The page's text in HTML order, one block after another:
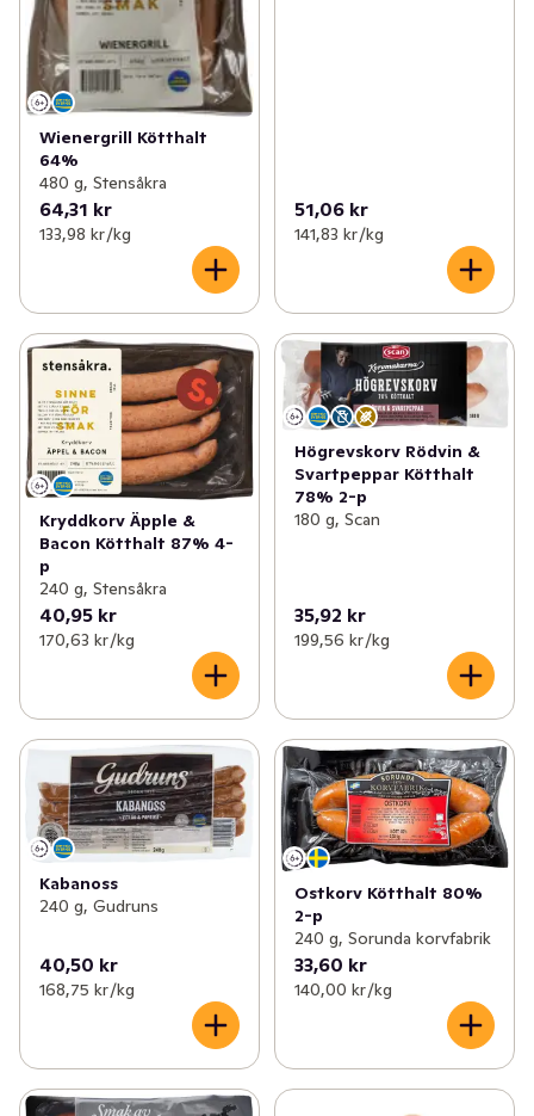
Wienergrill Kötthalt
64%
480 g, Stensåkra
64,31 kr
133,98 kr /kg
51,06 kr
141,83 kr /kg
Kryddkorv Äpple &
Bacon Kötthalt 87% 4-
p
240 g, Stensåkra
40,95 kr
170,63 kr /kg
Högrevskorv Rödvin &
Svartpeppar Kötthalt
78% 2-p
180 g, Scan
35,92 kr
199,56 kr /kg
Kabanoss
240 g, Gudruns
40,50 kr
168,75 kr /kg
Ostkorv Kötthalt 80%
2-p
240 g, Sorunda korvfabrik
33,60 kr
140,00 kr /kg